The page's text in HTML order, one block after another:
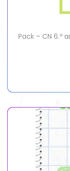
Pack – CN 6.º